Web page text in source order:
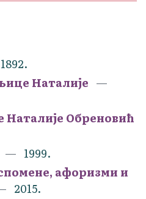
1892.
Наталије
Обреновић
1999.
афоризми и
2015.